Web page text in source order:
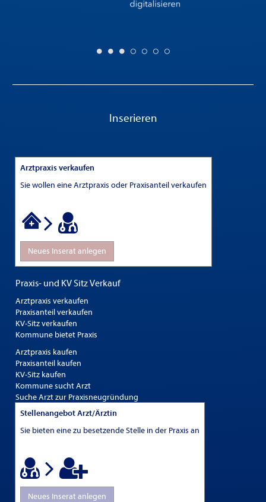
Inserieren
Arztpraxis verkaufen
Sie wollen eine Arztpraxis oder Praxisanteil verkaufen
Neues Inserat anlegen
Praxis- und KV Sitz Verkauf
Arztpraxis verkaufen
Praxisanteil verkaufen
KV-Sitz verkaufen
Kommune bietet Praxis
Arztpraxis kaufen
Praxisanteil kaufen
KV-Sitz kaufen
Kommune sucht Arzt
Suche Arzt zur Praxisneugründung
Stellenangebot Arzt/Ärztin
Sie bieten eine zu besetzende Stelle in der Praxis an
Neues Inserat anlegen